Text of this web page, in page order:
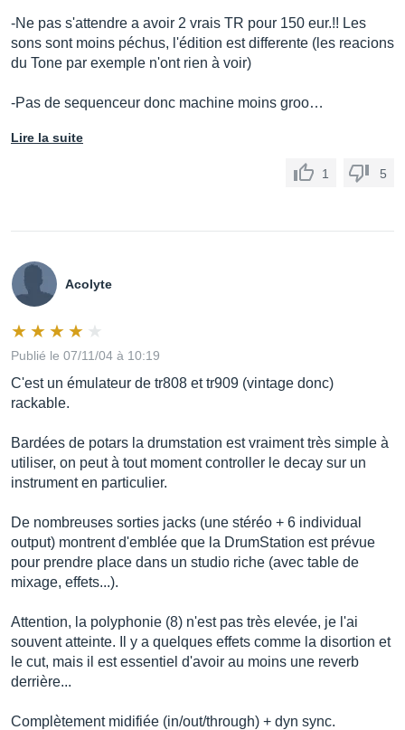
-Ne pas s'attendre a avoir 2 vrais TR pour 150 eur.!! Les
sons sont moins péchus, l'édition est differente (les reacions
du Tone par exemple n'ont rien à voir)
-Pas de sequenceur donc machine moins groo…
Lire la suite
1 5
Acolyte
Publié le 07/11/04 à 10:19
C'est un émulateur de tr808 et tr909 (vintage donc)
rackable.
Bardées de potars la drumstation est vraiment très simple à
utiliser, on peut à tout moment controller le decay sur un
instrument en particulier.
De nombreuses sorties jacks (une stéréo + 6 individual
output) montrent d'emblée que la DrumStation est prévue
pour prendre place dans un studio riche (avec table de
mixage, effets...).
Attention, la polyphonie (8) n'est pas très elevée, je l'ai
souvent atteinte. Il y a quelques effets comme la disortion et
le cut, mais il est essentiel d'avoir au moins une reverb
derrière...
Complètement midifiée (in/out/through) + dyn sync.